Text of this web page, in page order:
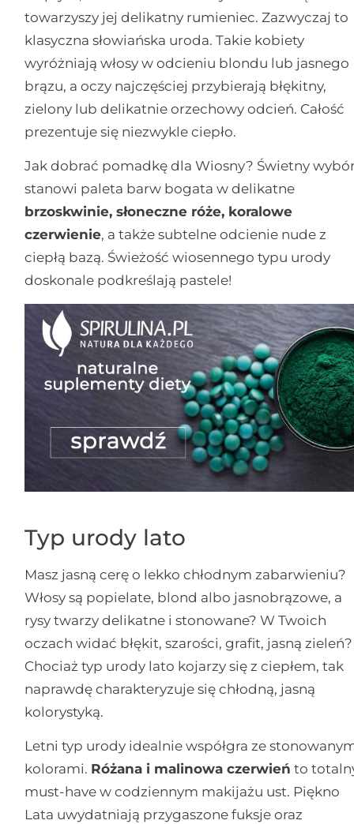
towarzyszy jej delikatny rumieniec. Zazwyczaj to
klasyczna słowiańska uroda. Takie kobiety
wyróżniają włosy w odcieniu blondu lub jasnego
brązu, a oczy najczęściej przybierają błękitny,
zielony lub delikatnie orzechowy odcień. Całość
prezentuje się niezwykle ciepło.
Jak dobrać pomadkę dla Wiosny? Świetny
stanowi paleta barw bogata w delikatne
brzoskwinie, słoneczne róże, koralowe
czerwienie, a także subtelne odcienie nude z
ciepłą bazą. Świeżość wiosennego typu urody
doskonale podkreślają pastele!
Typ urody lato
Masz jasną cerę o lekko chłodnym zabarwieniu?
Włosy są popielate, blond albo jasnobrązowe, a
rysy twarzy delikatne i stonowane? W Twoich
oczach widać błękit, szarości, grafit, jasną zieleń?
Chociaż typ urody lato kojarzy się z ciepłem, tak
naprawdę charakteryzuje się chłodną, jasną
kolorystyką.
Letni typ urody idealnie współgra ze
kolorami. Różana i malinowa czerwień to
must-have w codziennym makijażu ust. Piękno
Lata uwydatniają przygaszone fuksje oraz